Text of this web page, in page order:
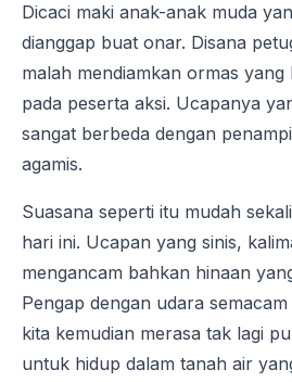
Dicaci maki anak-anak muda
dianggap buat onar. Disana
malah mendiamkan ormas
pada peserta aksi. Ucapanya
sangat berbeda dengan
agamis.
Suasana seperti itu mudah
hari ini. Ucapan yang sinis,
mengancam bahkan hinaan
Pengap dengan udara
kita kemudian merasa tak lagi
untuk hidup dalam tanah air